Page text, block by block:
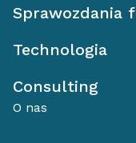
Sprawozdania
Technologia
Consulting
O nas